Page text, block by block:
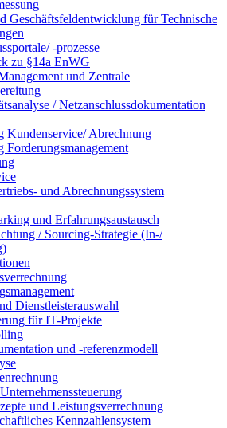
Geschäftsfeldentwicklung für Technische
-prozesse
zu §14a EnWG
und Zentrale
/ Netzanschlussdokumentation
Kundenservice/ Abrechnung
Forderungsmanagement
und Abrechnungssystem
und Erfahrungsaustausch
/ Sourcing-Strategie (In-/
Dienstleisterauswahl
für IT-Projekte
und -referenzmodell
und Leistungsverrechnung
Kennzahlensystem